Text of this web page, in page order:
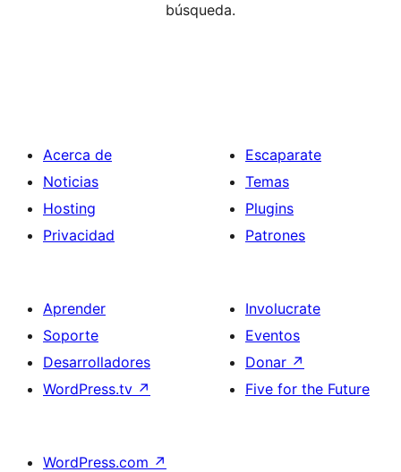
búsqueda.
Acerca de
Noticias
Hosting
Privacidad
Escaparate
Temas
Plugins
Patrones
Aprender
Soporte
Desarrolladores
WordPress.tv ↗
Involucrate
Eventos
Donar ↗
Five for the Future
WordPress.com ↗